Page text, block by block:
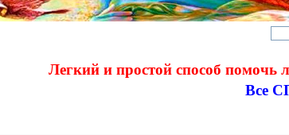
Легкий и простой способ
Все